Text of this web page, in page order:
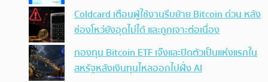
Coldcard เตือนผู้ใช้งานรีบย้าย Bitcoin ด่วน หลัง
ช่องโหว่ยังอุดไม่ได้ และถูกเจาะต่อเนื่อง
กองทุน Bitcoin ETF เจ๊งและปิดตัวเป็นแห่งแรกใน
สหรัฐหลังเงินทุนไหลออกไปฝั่ง AI